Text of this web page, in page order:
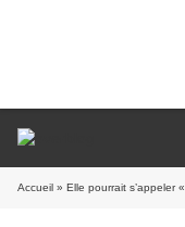
Accueil » Elle pourrait s’appeler